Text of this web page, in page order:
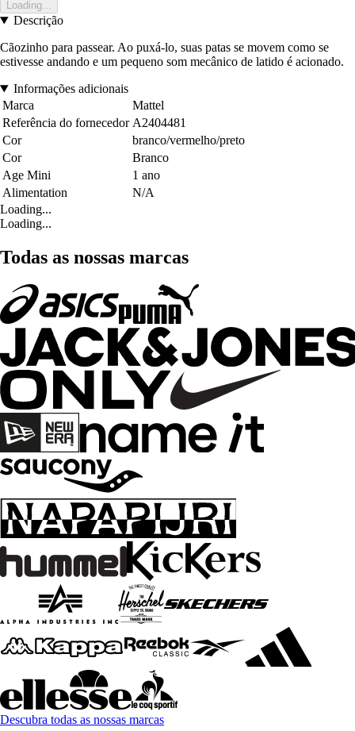
Loading...
Descrição
Cãozinho para passear. Ao puxá-lo, suas patas se movem como se
estivesse andando e um pequeno som mecânico de latido é acionado.
Informações adicionais
Marca
Mattel
Referência do fornecedor A2404481
Cor
branco/vermelho/preto
Cor
Branco
Age Mini
1 ano
Alimentation
N/A
Loading...
Loading...
Todas as nossas marcas
Descubra todas as nossas marcas